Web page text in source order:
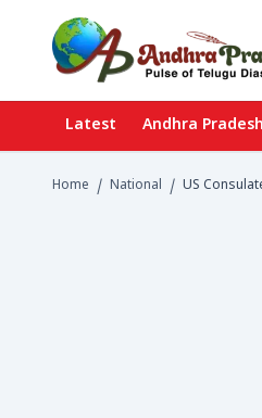
Latest Andhra Pradesh
Home / National / US